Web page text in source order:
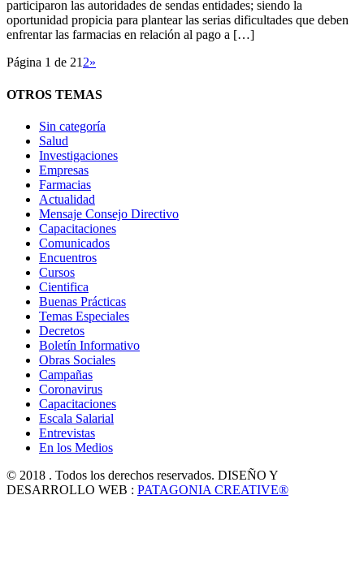
participaron las autoridades de sendas entidades; siendo la
oportunidad propicia para plantear las serias dificultades que deben
enfrentar las farmacias en relación al pago a […]
Página 1 de 212»
OTROS TEMAS
Sin categoría
Salud
Investigaciones
Empresas
Farmacias
Actualidad
Mensaje Consejo Directivo
Capacitaciones
Comunicados
Encuentros
Cursos
Cientifica
Buenas Prácticas
Temas Especiales
Decretos
Boletín Informativo
Obras Sociales
Campañas
Coronavirus
Capacitaciones
Escala Salarial
Entrevistas
En los Medios
© 2018 . Todos los derechos reservados. DISEÑO Y
DESARROLLO WEB : PATAGONIA CREATIVE®